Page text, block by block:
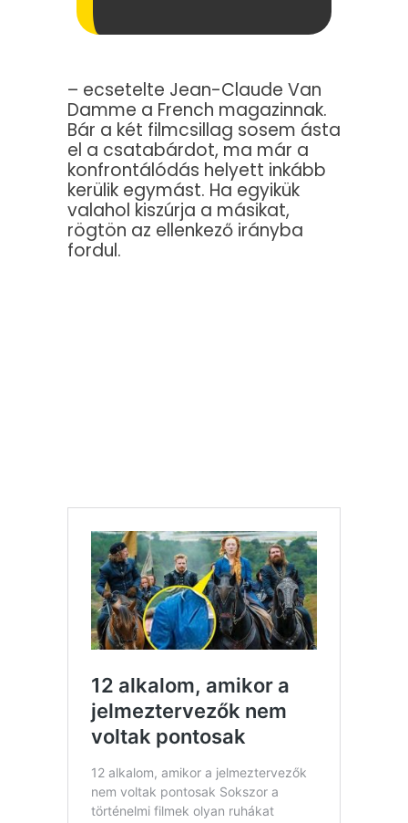
– ecsetelte Jean-Claude Van
Damme a French magazinnak.
Bár a két filmcsillag sosem ásta
el a csatabárdot, ma már a
konfrontálódás helyett inkább
kerülik egymást. Ha egyikük
valahol kiszúrja a másikat,
rögtön az ellenkező irányba
fordul.